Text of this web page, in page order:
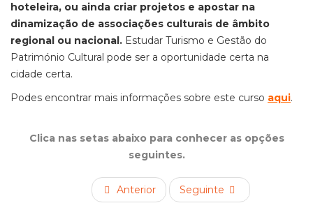
hoteleira, ou ainda criar projetos e apostar na
dinamização de associações culturais de âmbito
regional ou nacional. Estudar Turismo e Gestão do
Património Cultural pode ser a oportunidade certa na
cidade certa.
Podes encontrar mais informações sobre este curso aqui.
Clica nas setas abaixo para conhecer as opções
seguintes.
Anterior Seguinte